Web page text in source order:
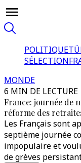
POLITIQUE
SÉLECTION
MONDE
6 MIN DE LECTURE
France: journée de
réforme des
Les Français sont
septième journée
impopulaire et
de grèves